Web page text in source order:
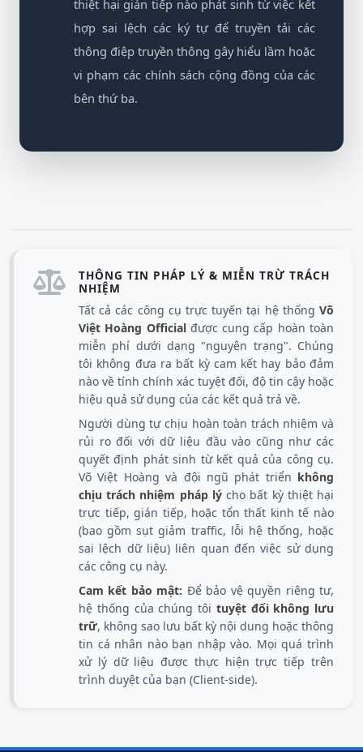
thiệt hại gián tiếp nào phát sinh từ việc kết
hợp sai lệch các ký tự để truyền tải các
thông điệp truyền thông gây hiểu lầm hoặc
vi phạm các chính sách cộng đồng của các
bên thứ ba.
THÔNG TIN PHÁP LÝ & MIỄN TRỪ TRÁCH
NHIỆM
Tất cả các công cụ trực tuyến tại hệ thống Võ
Việt Hoàng Officialđược cung cấp hoàn toàn
miễn phí dưới dạng "nguyên trạng". Chúng
tôi không đưa ra bất kỳ cam kết hay bảo đảm
nào về tính chính xác tuyệt đối, độ tin cậy hoặc
hiệu quả sử dụng của các kết quả trả về.
Người dùng tự chịu hoàn toàn trách nhiệm và
rủi ro đối với dữ liệu đầu vào cũng như các
quyết định phát sinh từ kết quả của công cụ.
Võ Việt Hoàng và đội ngũ phát triển không
chịu trách nhiệm pháp lýcho bất kỳ thiệt hại
trực tiếp, gián tiếp, hoặc tổn thất kinh tế nào
(bao gồm sụt giảm traffic, lỗi hệ thống, hoặc
sai lệch dữ liệu) liên quan đến việc sử dụng
các công cụ này.
Cam kết bảo mật: Để bảo vệ quyền riêng tư,
hệ thống của chúng tôi tuyệt đối không lưu
trữ, không sao lưu bất kỳ nội dung hoặc thông
tin cá nhân nào bạn nhập vào. Mọi quá trình
xử lý dữ liệu được thực hiện trực tiếp trên
trình duyệt của bạn (Client-side).